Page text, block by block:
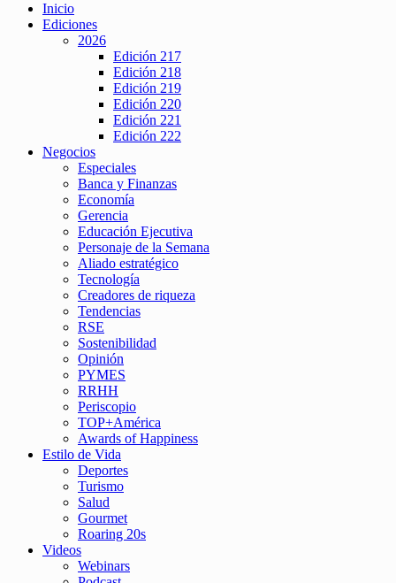
Inicio
Ediciones
2026
Edición 217
Edición 218
Edición 219
Edición 220
Edición 221
Edición 222
Negocios
Especiales
Banca y Finanzas
Economía
Gerencia
Educación Ejecutiva
Personaje de la Semana
Aliado estratégico
Tecnología
Creadores de riqueza
Tendencias
RSE
Sostenibilidad
Opinión
PYMES
RRHH
Periscopio
TOP+América
Awards of Happiness
Estilo de Vida
Deportes
Turismo
Salud
Gourmet
Roaring 20s
Videos
Webinars